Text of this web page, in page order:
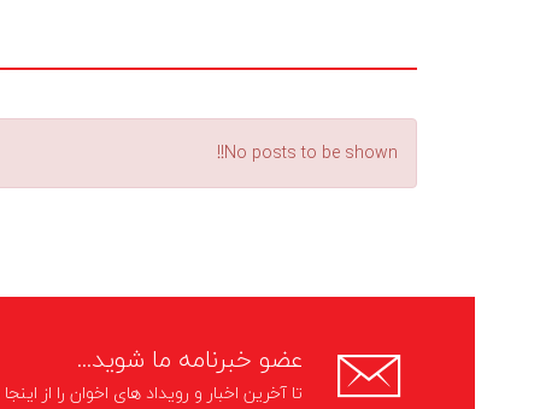
No posts to be shown!!
عضو خبرنامه ما شوید...
تا آخرین اخبار و رویداد های اخوان را از